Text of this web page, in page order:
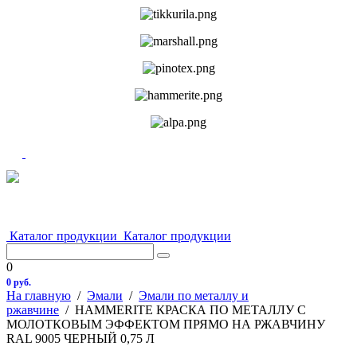
Каталог продукции Каталог продукции
0
0 руб.
На главную / Эмали / Эмали по металлу и
ржавчине / HAMMERITE КРАСКА ПО МЕТАЛЛУ С
МОЛОТКОВЫМ ЭФФЕКТОМ ПРЯМО НА РЖАВЧИНУ
RAL 9005 ЧЕРНЫЙ 0,75 Л